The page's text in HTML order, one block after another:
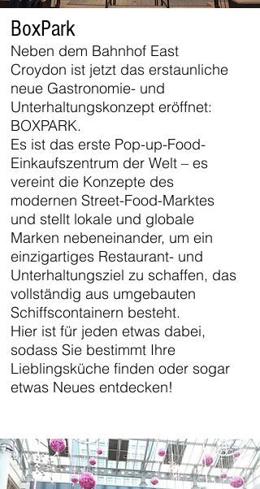
BoxPark
Neben dem Bahnhof East
Croydon ist jetzt das erstaunliche
neue Gastronomie- und
Unterhaltungskonzept eröffnet:
BOXPARK.
Es ist das erste Pop-up-Food-
Einkaufszentrum der Welt – es
vereint die Konzepte des
modernen Street-Food-Marktes
und stellt lokale und globale
Marken nebeneinander, um ein
einzigartiges Restaurant- und
Unterhaltungsziel zu schaffen, das
vollständig aus umgebauten
Schiffscontainern besteht.
Hier ist für jeden etwas dabei,
sodass Sie bestimmt Ihre
Lieblingsküche finden oder sogar
etwas Neues entdecken!